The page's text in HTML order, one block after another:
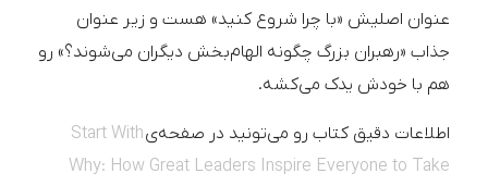
عنوان اصلیش «با چرا شروع کنید» هست و زیر عنوان
جذاب «رهبران بزرگ چگونه الهام‌بخش دیگران می‌شوند؟» رو
هم با خودش یدک می‌کشه.
اطلاعات دقیق کتاب رو می‌تونید در صفحه‌یStart With
Why: How Great Leaders Inspire Everyone to Take